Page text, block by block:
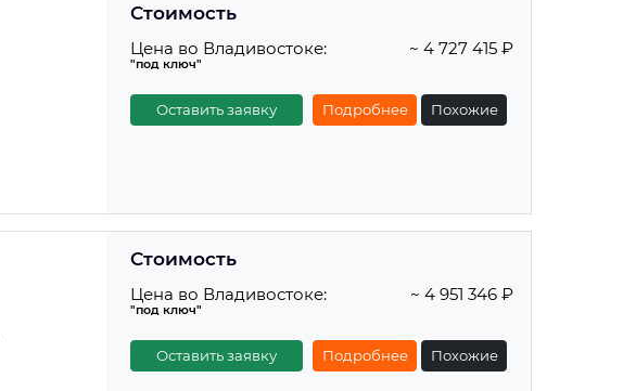
Стоимость
Цена во Владивостоке:
"под ключ"
~ 4 727 415 ₽
Оставить заявку Подробнее Похожие
Стоимость
Цена во Владивостоке:
"под ключ"
~ 4 951 346 ₽
Оставить заявку Подробнее Похожие